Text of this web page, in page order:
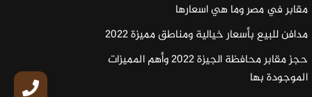
مقابر في مصر وما هي اسعارها
مدافن للبيع بأسعار خيالية ومناطق مميزة 2022
حجز مقابر محافظة الجيزة 2022 وأهم المميزات
الموجودة بها